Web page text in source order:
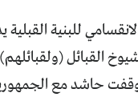
للبنية
القبائل
وقفت حاشد مع